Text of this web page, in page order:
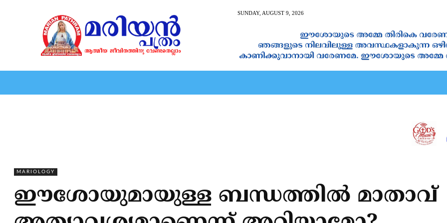
SUNDAY, AUGUST 9, 2026
MARIOLOGY
ഈശോയുമായുള്ള ബന്ധത്തില്‍ മാതാവ്